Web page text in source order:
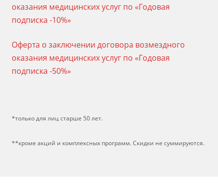
оказания медицинских услуг по «Годовая
подписка -10%»
Оферта о заключении договора возмездного
оказания медицинских услуг по «Годовая
подписка -50%»
*только для лиц старше 50 лет.
**кроме акций и комплексных программ. Скидки не суммируются.